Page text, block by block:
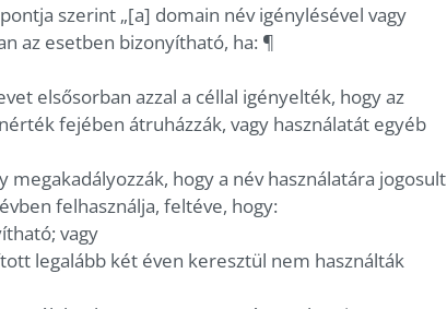
szerint „[a] domain név igénylésével vagy
az esetben bizonyítható, ha: ¶
elsősorban azzal a céllal igényelték, hogy az
fejében átruházzák, vagy használatát egyéb
hogy a név használatára jogosult
felhasználja, feltéve, hogy:
vagy
legalább két éven keresztül nem használták